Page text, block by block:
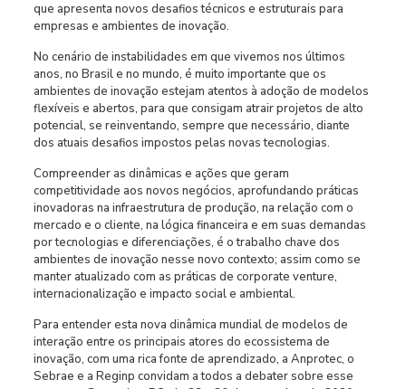
que apresenta novos desafios técnicos e estruturais para
empresas e ambientes de inovação.
No cenário de instabilidades em que vivemos nos últimos
anos, no Brasil e no mundo, é muito importante que os
ambientes de inovação estejam atentos à adoção de modelos
flexíveis e abertos, para que consigam atrair projetos de alto
potencial, se reinventando, sempre que necessário, diante
dos atuais desafios impostos pelas novas tecnologias.
Compreender as dinâmicas e ações que geram
competitividade aos novos negócios, aprofundando práticas
inovadoras na infraestrutura de produção, na relação com o
mercado e o cliente, na lógica financeira e em suas demandas
por tecnologias e diferenciações, é o trabalho chave dos
ambientes de inovação nesse novo contexto; assim como se
manter atualizado com as práticas de corporate venture,
internacionalização e impacto social e ambiental.
Para entender esta nova dinâmica mundial de modelos de
interação entre os principais atores do ecossistema de
inovação, com uma rica fonte de aprendizado, a Anprotec, o
Sebrae e a Reginp convidam a todos a debater sobre esse